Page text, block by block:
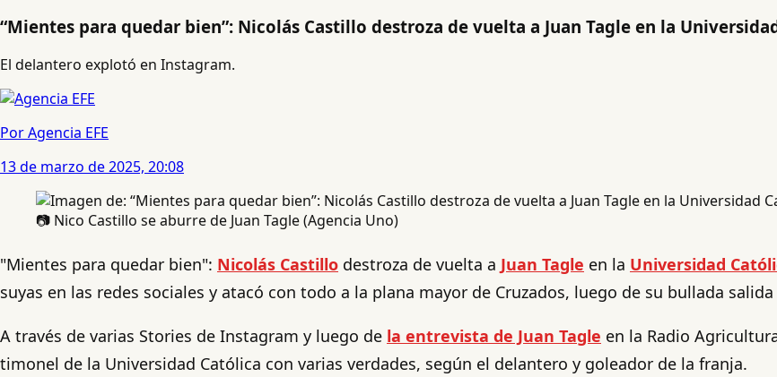
“Mientes para quedar bien”: Nicolás Castillo destroza de vuelta a Juan Tagle en la
El delantero explotó en Instagram.
Por Agencia EFE
13 de marzo de 2025, 20:08
📷 Nico Castillo se aburre de Juan Tagle (Agencia Uno)
"Mientes para quedar bien": Nicolás Castillo destroza de vuelta a Juan Tagle en la Universidad
suyas en las redes sociales y atacó con todo a la plana mayor de Cruzados, luego de su bullada
A través de varias Stories de Instagram y luego de la entrevista de Juan Tagle en la Radio
timonel de la Universidad Católica con varias verdades, según el delantero y goleador de la franja.